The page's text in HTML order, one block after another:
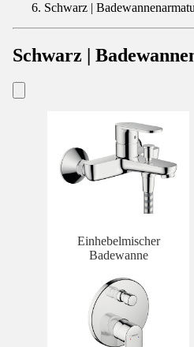
Schwarz |
Schwarz |
Einhebelmischer
Badewanne